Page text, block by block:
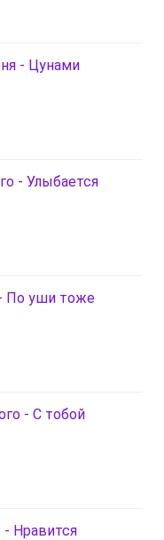
- Цунами
- Улыбается
По уши тоже
- С тобой
Нравится